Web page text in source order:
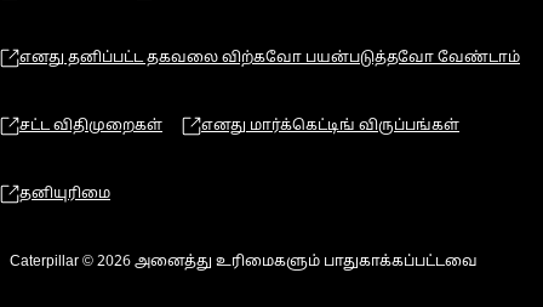
எனது தனிப்பட்ட தகவலை விற்கவோ பயன்படுத்தவோ வேண்டாம்
சட்ட விதிமுறைகள் எனது மார்க்கெட்டிங் விருப்பங்கள்
தனியுரிமை
Caterpillar © 2026 அனைத்து உரிமைகளும் பாதுகாக்கப்பட்டவை